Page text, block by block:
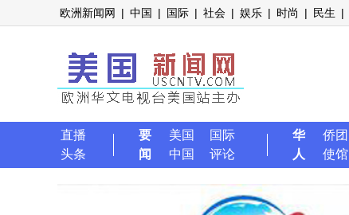
欧洲新闻网 | 中国 | 国际 | 社会 | 娱乐 | 时尚 | 民生 |
直播
头条
要
闻
美国
国际
中国
评论
华
人
侨团
使馆